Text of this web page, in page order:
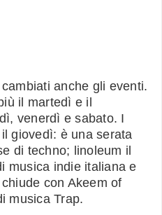
anche gli eventi.
il martedì e il
venerdì e sabato. I
giovedì: è una serata
di techno; linoleum il
musica indie italiana e
con Akeem of
musica Trap.